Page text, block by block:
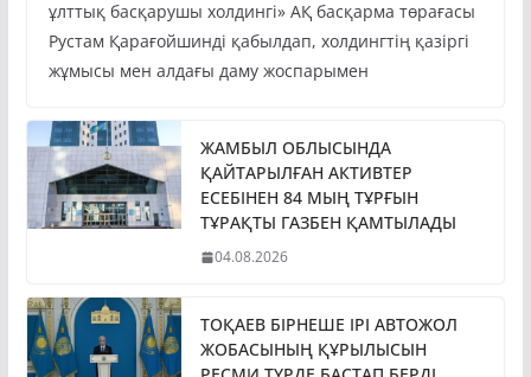
ұлттық басқарушы холдингі» АҚ басқарма төрағасы
Рустам Қарағойшинді қабылдап, холдингтің қазіргі
жұмысы мен алдағы даму жоспарымен
ЖАМБЫЛ ОБЛЫСЫНДА
ҚАЙТАРЫЛҒАН АКТИВТЕР
ЕСЕБІНЕН 84 МЫҢ ТҰРҒЫН
ТҰРАҚТЫ ГАЗБЕН ҚАМТЫЛАДЫ
04.08.2026
ТОҚАЕВ БІРНЕШЕ ІРІ АВТОЖОЛ
ЖОБАСЫНЫҢ ҚҰРЫЛЫСЫН